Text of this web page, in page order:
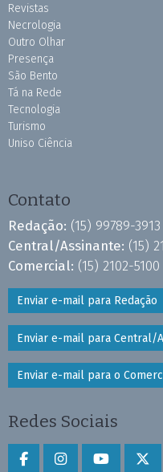
Revistas
Necrologia
Outro Olhar
Presença
São Bento
Tá na Rede
Tecnologia
Turismo
Uniso Ciência
Contato
Redação: (15) 99789-3913
Central/Assinante: (15)
Comercial: (15) 2102-
Enviar e-mail para Redação
Enviar e-mail para Central/
Enviar e-mail para o
Redes Sociais